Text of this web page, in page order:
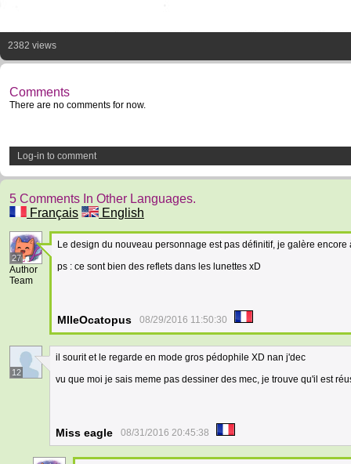
2382 views
Comments
There are no comments for now.
Log-in to comment
5 Comments In Other Languages.
Français
English
27
Author
Team
Le design du nouveau personnage est pas définitif, je galère
ps : ce sont bien des reflets dans les lunettes xD
MlleOcatopus 08/29/2016 11:50:30
12
il sourit et le regarde en mode gros pédophile XD nan j'dec
vu que moi je sais meme pas dessiner des mec, je trouve qu'il est
Miss eagle 08/31/2016 20:45:38